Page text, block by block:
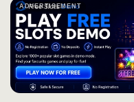
ADVERTISEMENT